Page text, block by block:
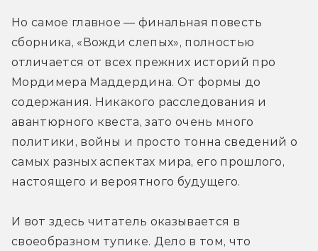
Но самое главное — финальная повесть
сборника, «Вожди слепых», полностью
отличается от всех прежних историй про
Мордимера Маддердина. От формы до
содержания. Никакого расследования и
авантюрного квеста, зато очень много
политики, войны и просто тонна сведений о
самых разных аспектах мира, его прошлого,
настоящего и вероятного будущего.
И вот здесь читатель оказывается в
своеобразном тупике. Дело в том, что